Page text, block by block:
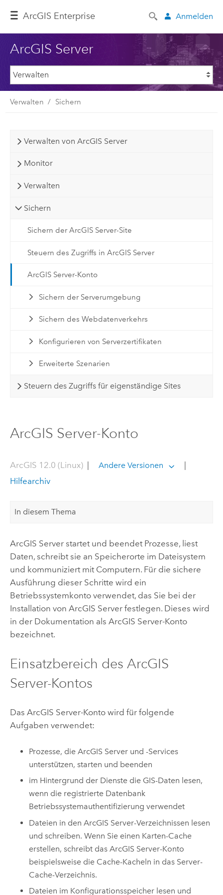
ArcGIS Enterprise Anmelden
ArcGIS Server
Verwalten Sichern
Verwalten von ArcGIS Server
Monitor
Verwalten
Sichern
Sichern der ArcGIS Server-Site
Steuern des Zugriffs in ArcGIS Server
ArcGIS Server-Konto
Sichern der Serverumgebung
Sichern des Webdatenverkehrs
Konfigurieren von Serverzertifikaten
Erweiterte Szenarien
Steuern des Zugriffs für eigenständige Sites
ArcGIS Server-Konto
ArcGIS 12.0 (Linux)| Andere Versionen
Hilfearchiv
In diesem Thema
ArcGIS Serverstartet und beendet Prozesse, liest
Daten, schreibt sie an Speicherorte im Dateisystem
und kommuniziert mit Computern. Für die sichere
Ausführung dieser Schritte wird ein
Betriebssystemkonto verwendet, das Sie bei der
Installation von ArcGIS Serverfestlegen. Dieses wird
in der Dokumentation als ArcGIS Server-Konto
bezeichnet.
Einsatzbereich des ArcGIS
Server-Kontos
Das ArcGIS Server-Konto wird für folgende
Aufgaben verwendet:
Prozesse, dieArcGIS Server und -Services
unterstützen, starten und beenden
im Hintergrund der Dienste die GIS-Daten lesen,
wenn die registrierte Datenbank
Betriebssystemauthentifizierung verwendet
Dateien in denArcGIS Server-Verzeichnissen lesen
und schreiben. Wenn Sie einen Karten-Cache
erstellen, schreibt dasArcGIS Server-Konto
beispielsweise die Cache-Kacheln in das Server-
Cache-Verzeichnis.
Dateien im Konfigurationsspeicher lesen und